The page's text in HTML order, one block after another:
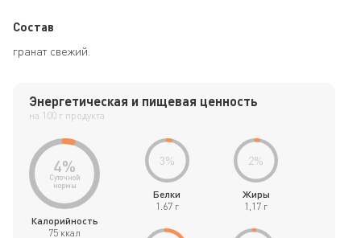
Состав
гранат свежий.
Энергетическая и пищевая ценность
на 100 г продукта
4%
Суточной
нормы
Калорийность
75 ккал
3%
Белки
1.67 г
2%
Жиры
1,17 г